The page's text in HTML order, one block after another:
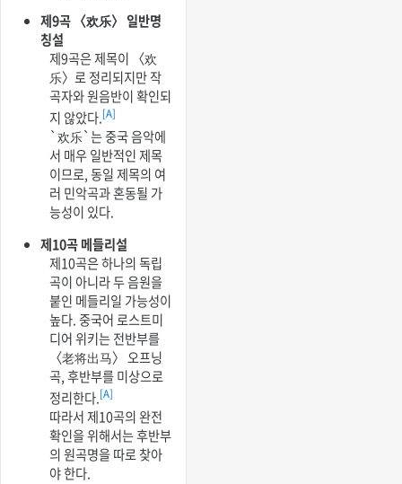
제9곡 〈欢乐〉 일반명
칭설
제9곡은 제목이 〈欢
乐〉로 정리되지만 작
곡자와 원음반이 확인되
지 않았다.[A]
`欢乐`는 중국 음악에
서 매우 일반적인 제목
이므로, 동일 제목의 여
러 민악곡과 혼동될 가
능성이 있다.
제10곡 메들리설
제10곡은 하나의 독립
곡이 아니라 두 음원을
붙인 메들리일 가능성이
높다. 중국어 로스트미
디어 위키는 전반부를
〈老将出马〉 오프닝
곡, 후반부를 미상으로
정리한다.[A]
따라서 제10곡의 완전
확인을 위해서는 후반부
의 원곡명을 따로 찾아
야 한다.